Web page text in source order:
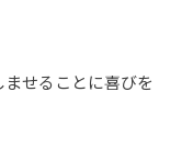
せることに喜びを